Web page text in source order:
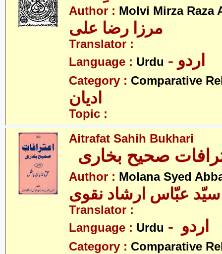
Author : Molvi Mirza Raza
مرزا رضا علی
Translator :
Language : Urdu - اردو
Category : Comparative
ادیان
Topic :
Aitrafat Sahih Bukhari
صحیح بخاری
Author : Molana Syed
سیّد عبّاس ارشاد نقوی
Translator :
Language : Urdu
Category : Comparative